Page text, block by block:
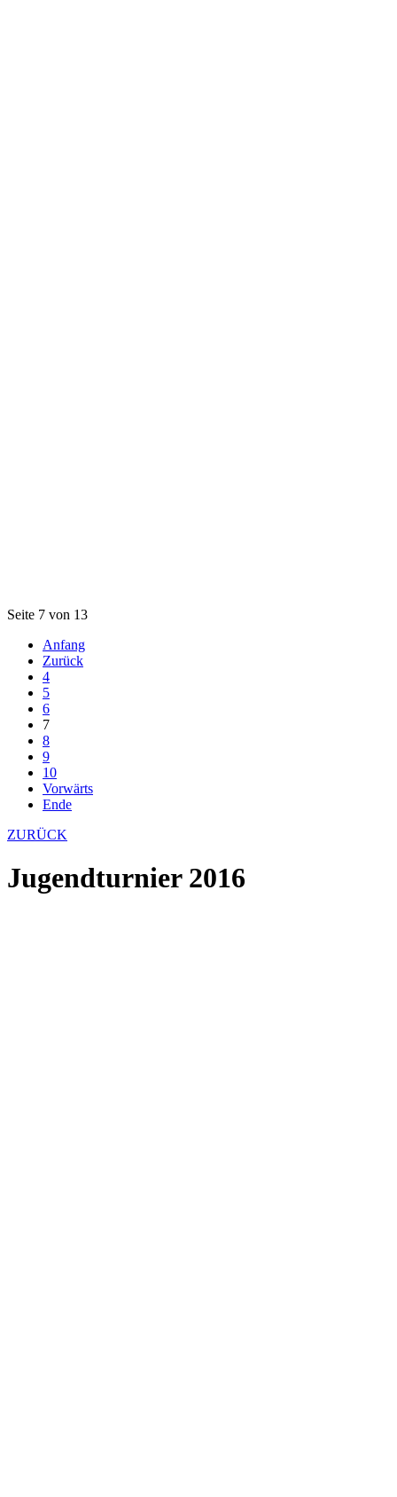
Seite 7 von 13
Anfang
Zurück
4
5
6
7
8
9
10
Vorwärts
Ende
ZURÜCK
Jugendturnier 2016